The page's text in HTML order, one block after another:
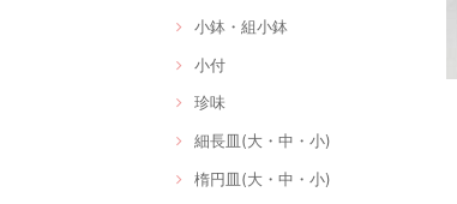
小鉢・組小鉢
小付
珍味
細長皿(大・中・小)
楕円皿(大・中・小)